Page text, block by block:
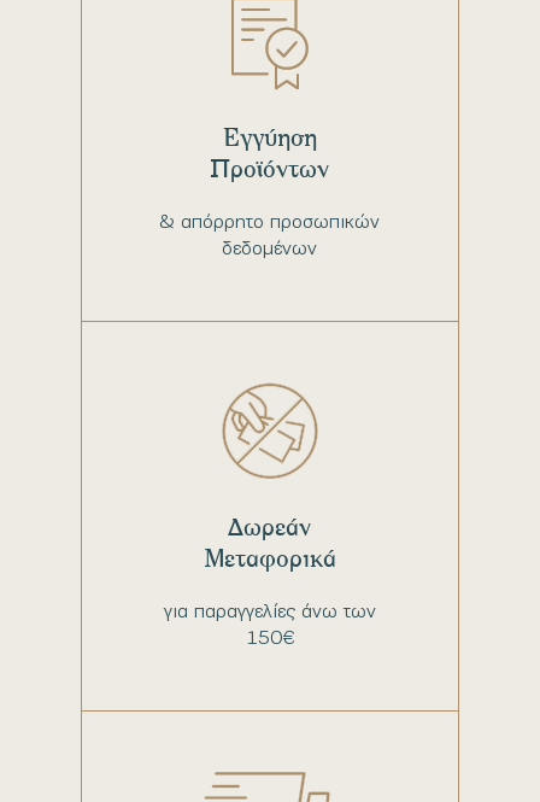
& απόρρητο προσωπικών
δεδομένων
Εγγύηση
Προϊόντων
για παραγγελίες άνω των
150€
Δωρεάν
Μεταφορικά